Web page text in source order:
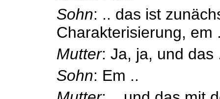
Sohn: .. das ist
Charakterisierung, em
Mutter: Ja, ja, und das
Sohn: Em ..